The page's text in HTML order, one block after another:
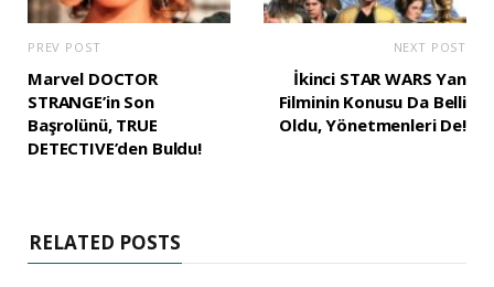
PREV POST
Marvel DOCTOR
STRANGE’in Son
Başrolünü, TRUE
DETECTIVE’den Buldu!
NEXT POST
İkinci STAR WARS Yan
Filminin Konusu Da Belli
Oldu, Yönetmenleri De!
RELATED POSTS